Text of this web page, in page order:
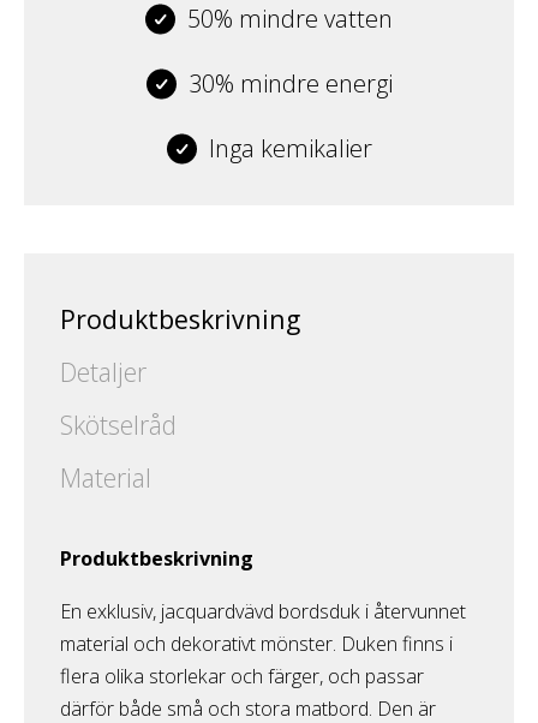
50% mindre vatten
30% mindre energi
Inga kemikalier
Produktbeskrivning
Detaljer
Skötselråd
Material
Produktbeskrivning
En exklusiv, jacquardvävd bordsduk i återvunnet
material och dekorativt mönster. Duken finns i
flera olika storlekar och färger, och passar
därför både små och stora matbord. Den är